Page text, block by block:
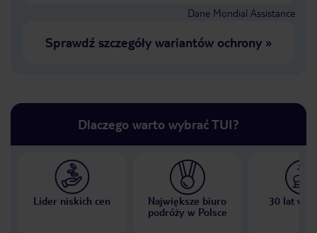
Dane Mondial Assistance
Sprawdź szczegóły wariantów ochrony»
Dlaczego warto wybrać TUI?
Lider niskich cen
Największe biuro
podróży w Polsce
30 lat w